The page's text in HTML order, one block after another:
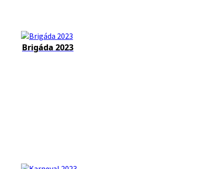
Brigáda 2023